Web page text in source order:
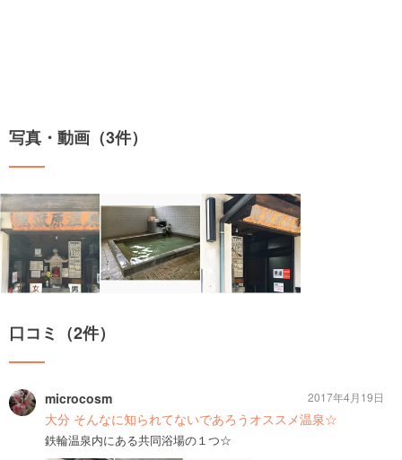
写真・動画（3件）
口コミ（2件）
microcosm
大分 そんなに知られてないであろうオススメ温泉☆
鉄輪温泉内にある共同浴場の１つ☆
2017年4月19日